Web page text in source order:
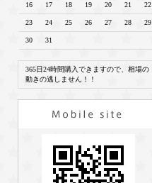
16 17 18 19 20 21 22
23 24 25 26 27 28 29
30 31
365日24時間購入できますので、相場の
動きの逃しません！！